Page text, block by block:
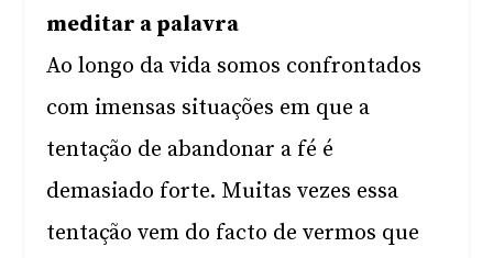
meditar a palavra
Ao longo da vida somos confrontados
com imensas situações em que a
tentação de abandonar a fé é
demasiado forte. Muitas vezes essa
tentação vem do facto de vermos que